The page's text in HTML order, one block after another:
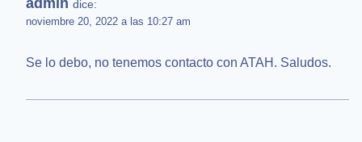
dice:
noviembre 20, 2022 a las 10:27 am
Se lo debo, no tenemos contacto con ATAH. Saludos.